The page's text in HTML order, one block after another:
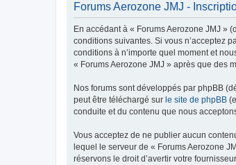
Forums Aerozone JMJ -
En accédant à « Forums Aerozone JMJ »
conditions suivantes. Si vous n’acceptez
conditions à n’importe quel moment et
« Forums Aerozone JMJ » après que des
Nos forums sont développés par phpBB
peut être téléchargé sur le site de phpBB
conduite et du contenu que nous
Vous acceptez de ne publier aucun
lequel le serveur de « Forums Aerozone
réservons le droit d’avertir votre